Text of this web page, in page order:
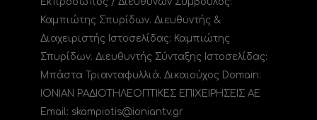
Καμπιώτης Σπυρίδων. Διευθυντής &
Διαχειριστής Ιστοσελίδας: Καμπιώτης
Σπυρίδων. Διευθυντής Σύνταξης Ιστοσελίδας:
Μπάστα Τριανταφυλλιά. Δικαιούχος Domain:
ΙΟΝΙΑΝ ΡΑΔΙΟΤΗΛΕΟΠΤΙΚΕΣ ΕΠΙΧΕΙΡΗΣΕΙΣ ΑΕ
Email: skampiotis@ioniantv.gr